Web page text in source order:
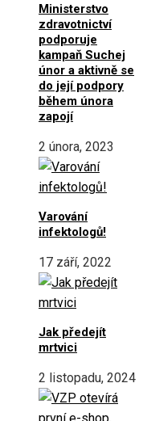
Ministerstvo
zdravotnictví
podporuje
kampaň Suchej
únor a aktivně se
do její podpory
během února
zapojí
2 února, 2023
Varování
infektologů!
17 září, 2022
Jak předejít
mrtvici
2 listopadu, 2024